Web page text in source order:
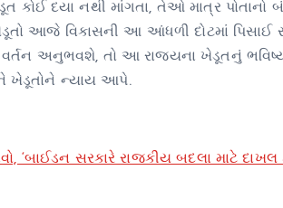
દયા નથી માંગતા, તેઓ માત્ર પોતાનો
આજે વિકાસની આ આંધળી દોટમાં પિસાઈ
વર્તન અનુભવશે, તો આ રાજ્યના ખેડૂતનું
ખેડૂતોને ન્યાય આપે.
‘બાઈડન સરકારે રાજકીય બદલા માટે દાખલ